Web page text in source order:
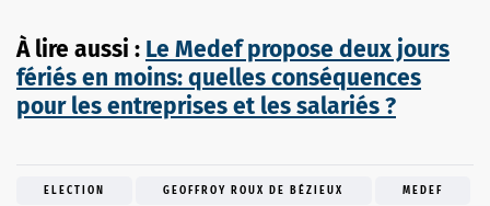
À lire aussi : Le Medef propose deux jours
fériés en moins: quelles conséquences
pour les entreprises et les salariés ?
ELECTION GEOFFROY ROUX DE BÉZIEUX MEDEF